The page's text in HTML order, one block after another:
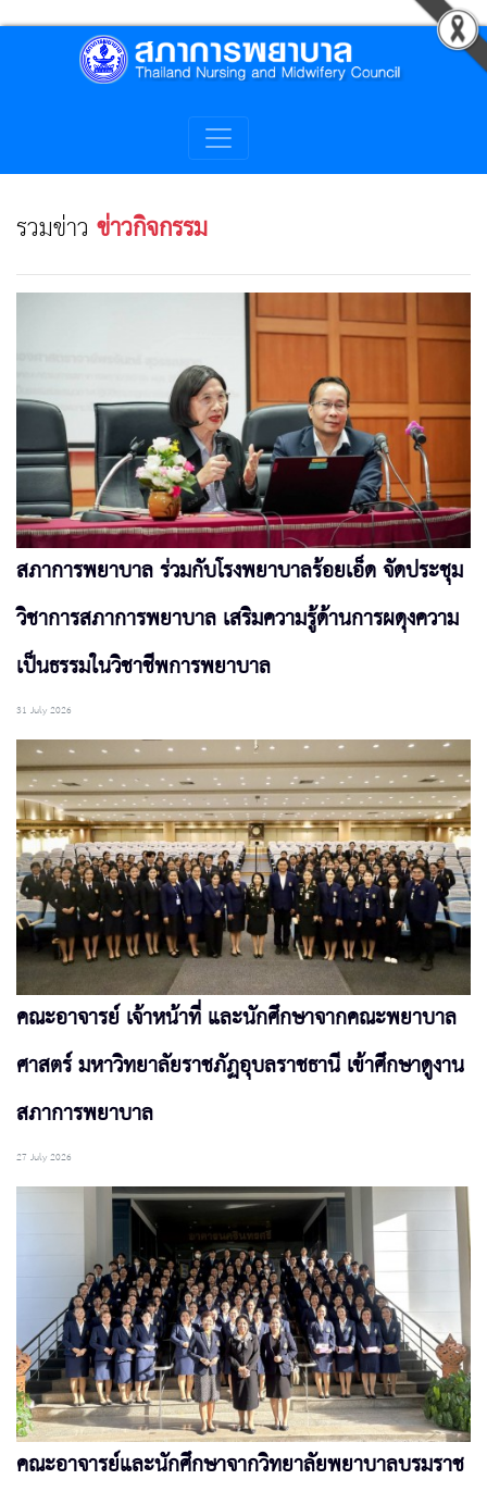
รวมข่าว ข่าวกิจกรรม
สภาการพยาบาล ร่วมกับโรงพยาบาลร้อยเอ็ด จัดประชุม
วิชาการสภาการพยาบาล เสริมความรู้ด้านการผดุงความ
เป็นธรรมในวิชาชีพการพยาบาล
31 July 2026
คณะอาจารย์ เจ้าหน้าที่ และนักศึกษาจากคณะพยาบาล
ศาสตร์ มหาวิทยาลัยราชภัฏอุบลราชธานี เข้าศึกษาดูงาน
สภาการพยาบาล
27 July 2026
คณะอาจารย์และนักศึกษาจากวิทยาลัยพยาบาลบรมราช